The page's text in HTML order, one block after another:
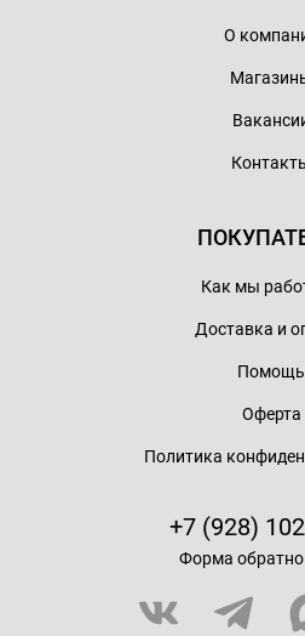
О
Как мы
Доставка и
Помощь
Оферта
Политика
+7 (928)
Форма